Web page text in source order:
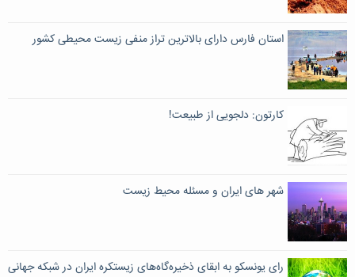
استان فارس دارای بالاترین تراز منفی زیست محیطی کشور
کارتون: دلجویی از طبیعت!
شهر های ایران و مسئله محیط زیست
رای یونسکو به ابقای ذخیره‌گاه‌های زیستکره ایران در شبکه جهانی